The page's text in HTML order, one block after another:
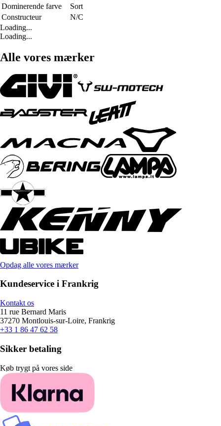
Dominerende farve
Sort
Constructeur
N/C
Loading...
Loading...
Alle vores mærker
Opdag alle vores mærker
Kundeservice i Frankrig
Kontakt os
11 rue Bernard Maris
37270 Montlouis-sur-Loire, Frankrig
+33 1 86 47 62 58
Sikker betaling
Køb trygt på vores side